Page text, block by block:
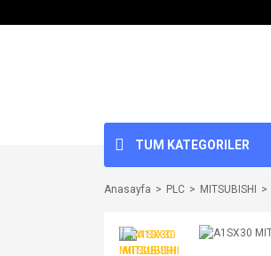
TUM KATEGORILER
Anasayfa PLC MITSUBISHI